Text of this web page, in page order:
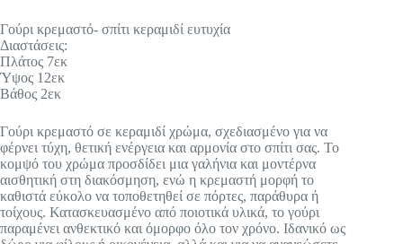
Γούρι κρεμαστό- σπίτι κεραμιδί ευτυχία
Διαστάσεις:
Πλάτος 7εκ
Ύψος 12εκ
Βάθος 2εκ
Γούρι κρεμαστό σε κεραμιδί χρώμα, σχεδιασμένο για να
φέρνει τύχη, θετική ενέργεια και αρμονία στο σπίτι σας. Το
κομψό του χρώμα προσδίδει μια γαλήνια και μοντέρνα
αισθητική στη διακόσμηση, ενώ η κρεμαστή μορφή το
καθιστά εύκολο να τοποθετηθεί σε πόρτες, παράθυρα ή
τοίχους. Κατασκευασμένο από ποιοτικά υλικά, το γούρι
παραμένει ανθεκτικό και όμορφο όλο τον χρόνο. Ιδανικό ως